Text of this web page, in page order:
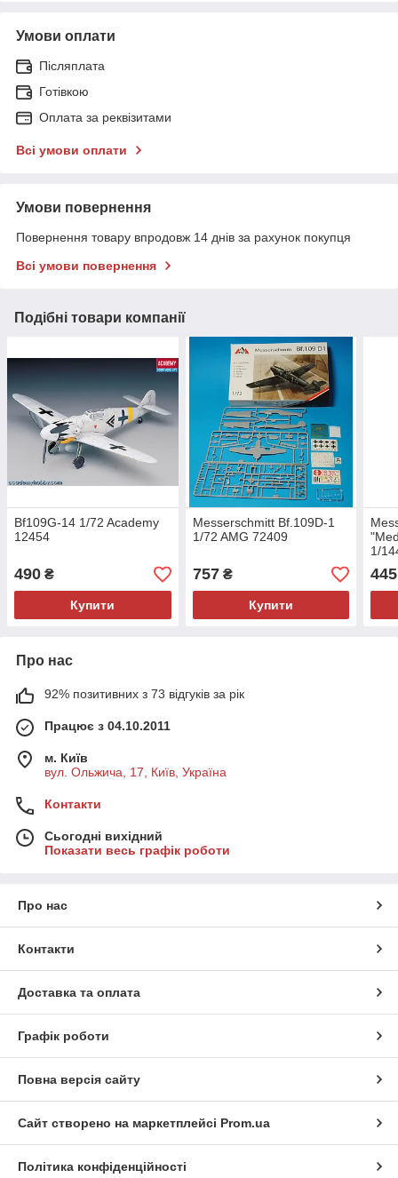
Умови оплати
Післяплата
Готівкою
Оплата за реквізитами
Всі умови оплати
Умови повернення
Повернення товару впродовж 14 днів за рахунок покупця
Всі умови повернення
Подібні товари компанії
Bf109G-14 1/72 Academy
12454
490 ₴
Купити
Messerschmitt Bf.109D-1
1/72 AMG 72409
757₴
Купити
1/
445
Про нас
92% позитивних з 73 відгуків за рік
Працює з 04.10.2011
м. Київ
вул. Ольжича, 17, Київ, Україна
Контакти
Сьогодні вихідний
Показати весь графік роботи
Про нас
Контакти
Доставка та оплата
Графік роботи
Повна версія сайту
Сайт створено на маркетплейсі Prom.ua
Політика конфіденційності